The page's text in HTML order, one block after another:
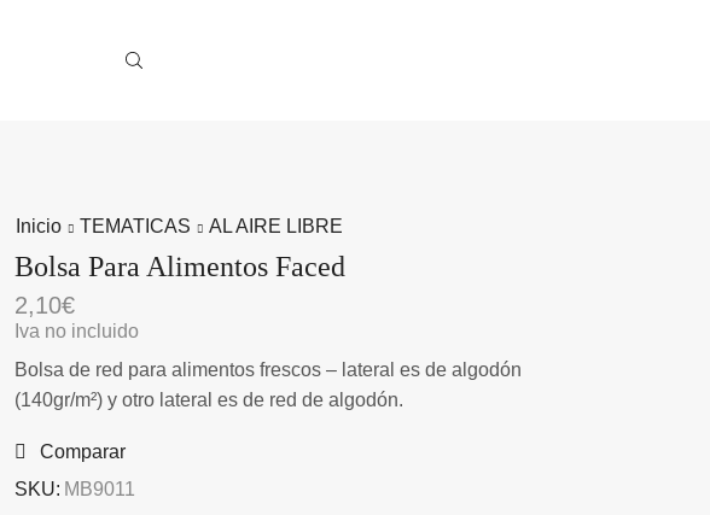
Inicio TEMATICAS AL AIRE LIBRE
Bolsa Para Alimentos Faced
2,10€
Iva no incluido
Bolsa de red para alimentos frescos – lateral es de algodón
(140gr/m²) y otro lateral es de red de algodón.
Comparar
SKU: MB9011